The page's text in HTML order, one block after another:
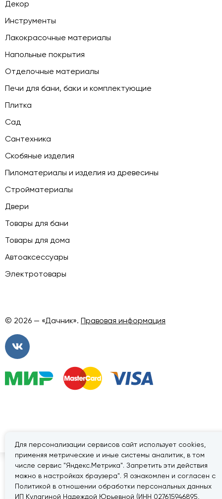
Для персонализации сервисов сайт использует cookies,
применяя метрические и иные системы аналитик, в том
числе сервис "Яндекс.Метрика". Запретить эти действия
можно в настройках браузера". Я ознакомлен и согласен с
Политикой в отношении обработки персональных данных
ИП Кулагиной Надеждой Юрьевной (ИНН 027615946895,
Декор
Инструменты
Лакокрасочные материалы
Напольные покрытия
Отделочные материалы
Печи для бани, баки и комплектующие
Плитка
Сад
Сантехника
Скобяные изделия
Пиломатериалы и изделия из древесины
Стройматериалы
Двери
Товары для бани
Товары для дома
Автоаксессуары
Электротовары
© 2026 — «Дачник». Правовая информация